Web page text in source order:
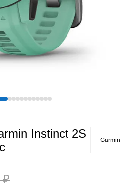
Instinct 2S
₽
Garmin